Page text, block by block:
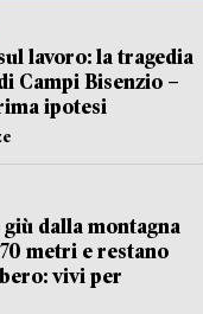
lavoro: la tragedia
Campi Bisenzio –
ipotesi
dalla montagna
metri e restano
vivi per